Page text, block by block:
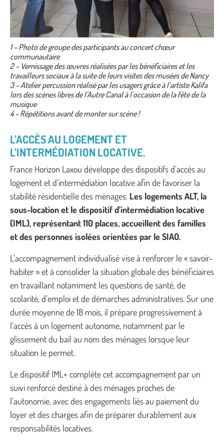
1 – Photo de groupe des participants au concert chœur
communautaire
2 – Vernissage des œuvres réalisées par les bénéficiaires et les
travailleurs sociaux à la suite de leurs visites des musées de Nancy
3 – Atelier percussion réalisé par les usagers grâce à l’artiste Kalifa
lors des scènes libres de l’Autre Canal à l’occasion de la fête de la
musique
4 – Répétitions avant de monter sur scène !
L’ACCÈS AU LOGEMENT ET
L’INTERMÉDIATION LOCATIVE.
France Horizon Laxou développe des dispositifs d’accès au
logement et d’intermédiation locative afin de favoriser la
stabilité résidentielle des ménages. Les logements ALT, la
sous-location et le dispositif d’intermédiation locative
(IML), représentant 110 places, accueillent des familles
et des personnes isolées orientées par le SIAO.
L’accompagnement individualisé vise à renforcer le « savoir-
habiter » et à consolider la situation globale des bénéficiaires
en travaillant notamment les questions de santé, de
scolarité, d’emploi et de démarches administratives. Sur une
durée moyenne de 18 mois, il prépare progressivement à
l’accès à un logement autonome, notamment par le
glissement du bail au nom des ménages lorsque leur
situation le permet.
Le dispositif IML+ complète cet accompagnement par un
suivi renforcé destiné à des ménages proches de
l’autonomie, avec des engagements liés au paiement du
loyer et des charges afin de préparer durablement aux
responsabilités locatives.